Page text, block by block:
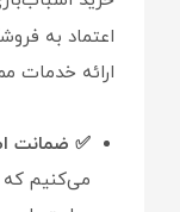
اعتماد به
ارائه خدمات
✅ ضمانت
می‌کنیم که